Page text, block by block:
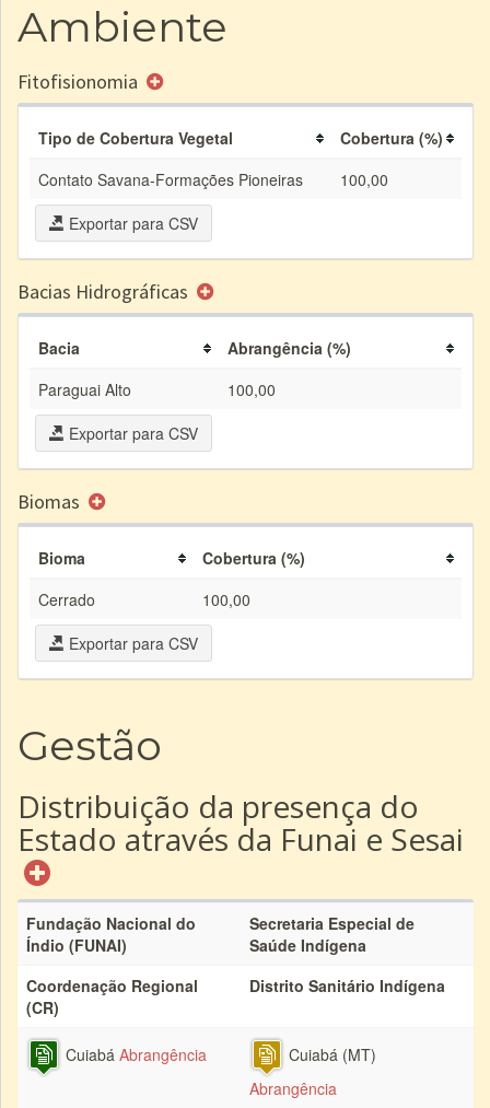
Ambiente
Fitofisionomia
Tipo de Cobertura Vegetal
Cobertura (%)
Contato Savana-Formações Pioneiras
100,00
Exportar para CSV
Bacias Hidrográficas
Bacia
Abrangência (%)
Paraguai Alto
100,00
Exportar para CSV
Biomas
Bioma
Cobertura (%)
Cerrado
100,00
Exportar para CSV
Gestão
Distribuição da presença do
Estado através da Funai e Sesai
Fundação Nacional do
Índio (FUNAI)
Secretaria Especial de
Saúde Indígena
Coordenação Regional
(CR)
Distrito Sanitário Indígena
Cuiabá Abrangência
Cuiabá (MT)
Abrangência